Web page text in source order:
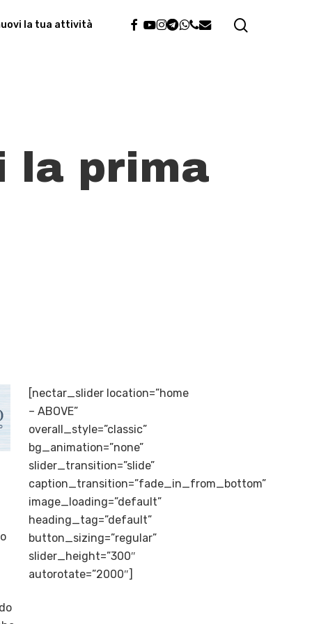
la tua attività facebook
youtube
instagram
telegram
whatsapp
phone
email
la prima
[nectar_slider location=”home
– ABOVE”
overall_style=”classic”
bg_animation=”none”
slider_transition=”slide”
caption_transition=”fade_in_from_bottom”
image_loading=”default”
heading_tag=”default”
button_sizing=”regular”
slider_height=”300″
autorotate=”2000″]